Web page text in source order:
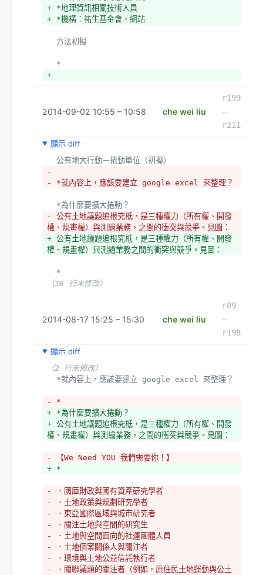
+ *地理資訊相關技術人員
+ *機構：祐生基金會，網站
  方法初擬
  *
+
+
+ 廖本全
+ 社會發展
+ 徐進鈺
+ 周素卿
+
+ 監督團體
+ OURs 專業者都市改革組織
+ 地球公民基金會
+ 荒野保護協會
+ 反迫遷連線
2014-09-02 10:55 – 10:58 che wei liu
r199
–
r211
顯示 diff
  公有地大行動－捲動單位（初擬）
-
- *就內容上，應該要建立 google excel 來整理？
  *為什麼要擴大捲動？
- 公有土地議題追根究柢，是三種權力（所有權、開發
權、規畫權）與測繪業務，之間的衝突與競爭。見圖：
+ 公有土地議題追根究柢，是三種權力（所有權、開發
權、規畫權）與測繪業務之間的衝突與競爭。見圖：
  *
（38 行未修改）
2014-08-17 15:25 – 15:30 che wei liu
r89
–
r198
顯示 diff
（2 行未修改）
  *就內容上，應該要建立 google excel 來整理？
- *
+ *為什麼要擴大捲動？
+ 公有土地議題追根究柢，是三種權力（所有權、開發
權、規畫權）與測繪業務，之間的衝突與競爭。見圖：
- 【We Need YOU 我們需要你！】
+ *
- ．國庫財政與國有資產研究學者
- ．土地政策與規劃研究學者
- ．東亞國際區域與城市研究者
- ．關注土地與空間的研究生
- ．土地與空間面向的社運團體人員
- ．土地個案關係人與關注者
- ．環境與土地公益信託執行者
- ．關聯議題的關注者（例如，原住民土地運動與公土